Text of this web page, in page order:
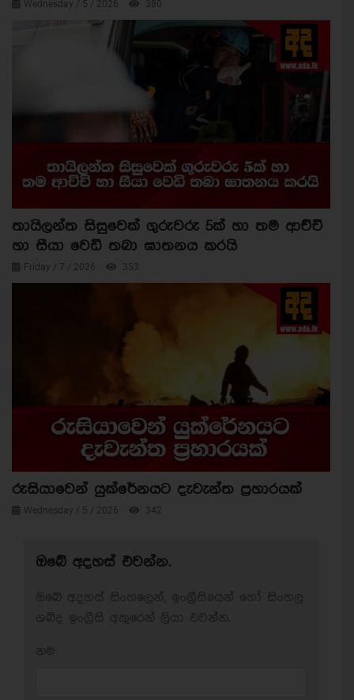
Wednesday / 5 / 2026 380
තායිලන්ත සිසුවෙක් ගුරුවරු 5ක් හා තම ආච්චි
හා සීයා වෙඩි තබා ඝාතනය කරයි
Friday / 7 / 2026 353
රුසියාවෙන් යුක්රේනයට දැවැන්ත ප්‍රහාරයක්
Wednesday / 5 / 2026 342
ඔබේ අදහස් එවන්න.